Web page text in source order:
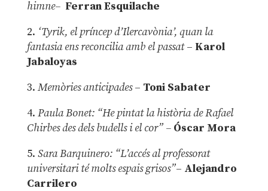
himne– Ferran Esquilache
2. ‘Tyrik, el príncep d’Ilercavònia’, quan la
fantasia ens reconcilia amb el passat– Karol
Jabaloyas
3. Memòries anticipades– Toni Sabater
4. Paula Bonet: “He pintat la història de Rafael
Chirbes des dels budells i el cor” –Óscar Mora
5. Sara Barquinero: “L’accés al professorat
universitari té molts espais grisos”– Alejandro
Carrilero